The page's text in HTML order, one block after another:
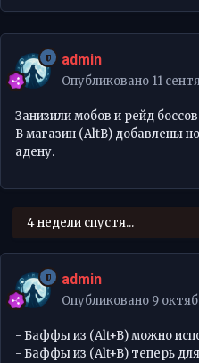
admin
Опубликовано 11
Занизили мобов и рейд
В магазин (AltB) добавлены
адену.
4 недели спустя...
admin
Опубликовано 9
- Баффы из (Alt+B) можно
- Баффы из (Alt+B) теперь